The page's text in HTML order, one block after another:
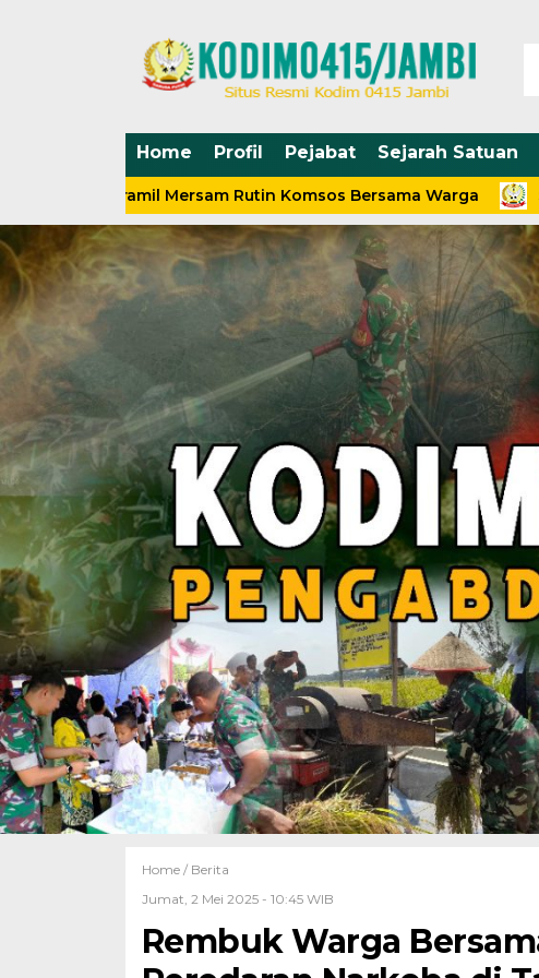
Home Profil Pejabat Sejarah Satuan
Koramil Mersam Rutin Komsos Bersama Warga
Home / Berita
Jumat, 2 Mei 2025 - 10:45 WIB
Rembuk Warga